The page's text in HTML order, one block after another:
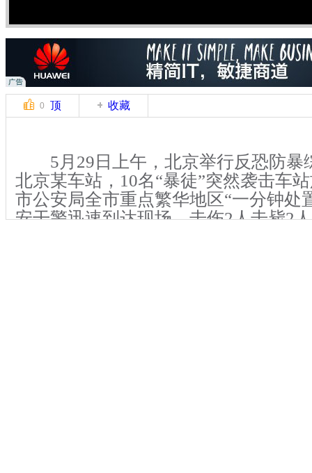
0 顶 收藏
5月29日上午，北京举行反恐防暴
北京某车站，10名“暴徒”突然袭击车
市公安局全市重点繁华地区“一分钟处
安干警迅速到达现场，击伤2人击毙2